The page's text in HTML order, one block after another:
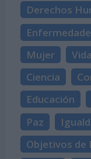
Derechos
Mujer
Ciencia
Educación
Paz
Objetivos de